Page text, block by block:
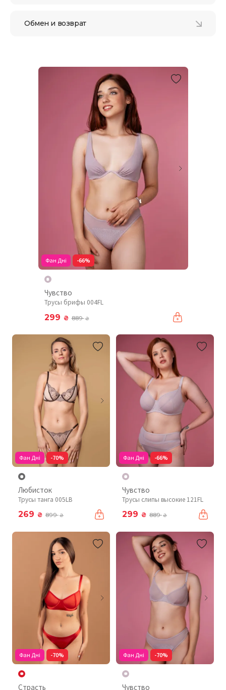
Обмен и возврат
Фан Дні -66%
Чувство
Трусы брифы 004FL
299 ₴ 889₴
Фан Дні -70%
Любисток
Трусы танга 005LB
269 ₴ 899₴
Фан Дні -66%
Чувство
Трусы слипы высокие 121FL
299 ₴ 889₴
Фан Дні -70%
Страсть
Фан Дні -70%
Чувство